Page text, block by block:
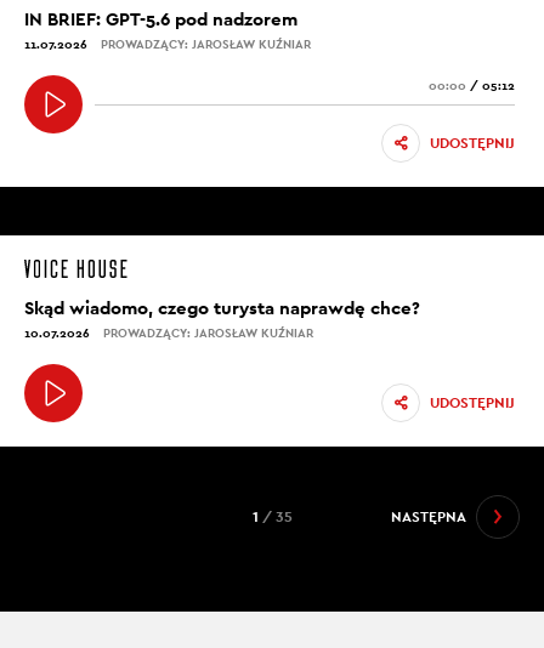
IN BRIEF: GPT-5.6 pod nadzorem
11.07.2026 PROWADZĄCY: JAROSŁAW KUŹNIAR
00:00 / 05:12
UDOSTĘPNIJ
Skąd wiadomo, czego turysta naprawdę chce?
10.07.2026 PROWADZĄCY: JAROSŁAW KUŹNIAR
UDOSTĘPNIJ
NASTĘPNA
1 / 35